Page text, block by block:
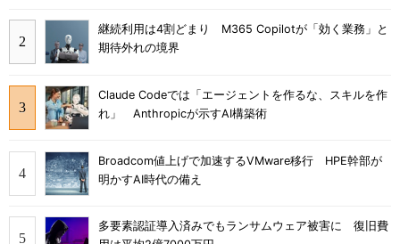
継続利用は4割どまり M365 Copilotが「効く業務」と
期待外れの境界
Claude Codeでは「エージェントを作るな、スキルを作
れ」 Anthropicが示すAI構築術
Broadcom値上げで加速するVMware移行 HPE幹部が
明かすAI時代の備え
多要素認証導入済みでもランサムウェア被害に 復旧費